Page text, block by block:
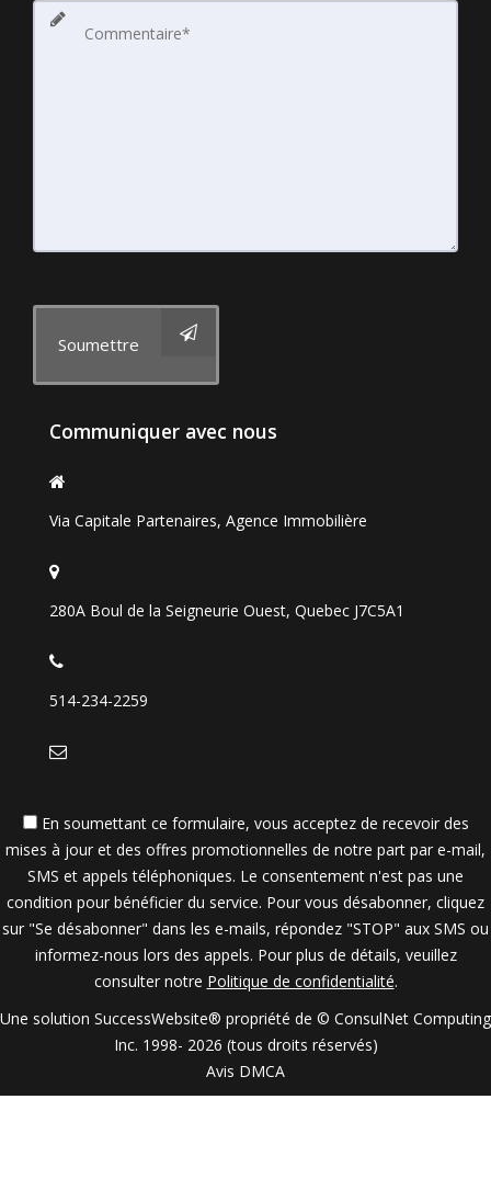
Soumettre
Communiquer avec nous
Via Capitale Partenaires, Agence Immobilière
280A Boul de la Seigneurie Ouest, Quebec J7C5A1
514-234-2259
En soumettant ce formulaire, vous acceptez de recevoir des
mises à jour et des offres promotionnelles de notre part par e-mail,
SMS et appels téléphoniques. Le consentement n'est pas une
condition pour bénéficier du service. Pour vous désabonner, cliquez
sur "Se désabonner" dans les e-mails, répondez "STOP" aux SMS ou
informez-nous lors des appels. Pour plus de détails, veuillez
consulter notre Politique de confidentialité.
Une solution SuccessWebsite® propriété de © ConsulNet Computing
Inc. 1998- 2026 (tous droits réservés)
Avis DMCA